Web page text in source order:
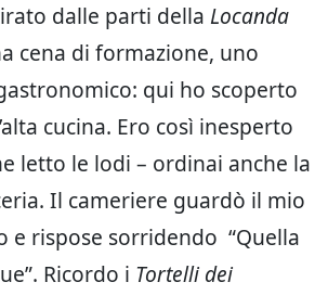
dalle parti della Locanda
cena di formazione, uno
qui ho scoperto
cucina. Ero così inesperto
letto le lodi – ordinai anche la
Il cameriere guardò il mio
e rispose sorridendo “Quella
Ricordo i Tortelli dei